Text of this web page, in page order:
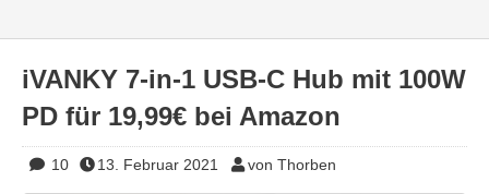
iVANKY 7-in-1 USB-C Hub mit 100W
PD für 19,99€ bei Amazon
10 13. Februar 2021 von Thorben